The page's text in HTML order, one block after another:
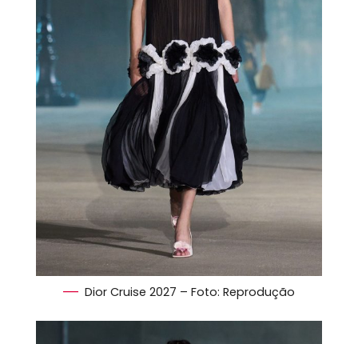
Dior Cruise 2027 – Foto: Reprodução